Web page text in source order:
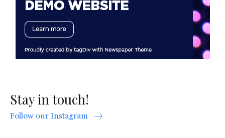
Stay in touch!
Follow our Instagram